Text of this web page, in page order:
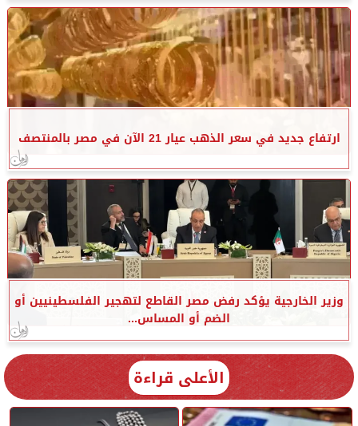
ارتفاع جديد في سعر الذهب عيار 21 الآن في مصر بالمنتصف
وزير الخارجية يؤكد رفض مصر القاطع لتهجير الفلسطينيين أو
الضم أو المساس...
الأعلى قراءة